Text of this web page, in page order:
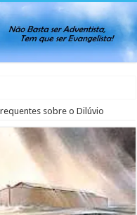
sobre o Dilúvio